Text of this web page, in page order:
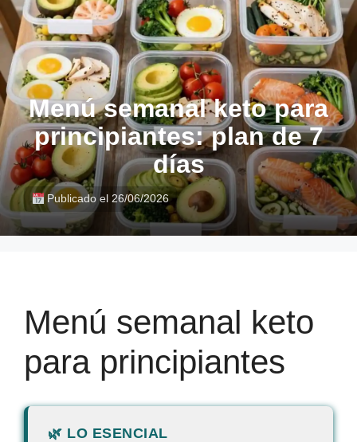
Menú semanal keto para
principiantes: plan de 7
días
Publicado el 26/06/2026
Menú semanal keto
para principiantes